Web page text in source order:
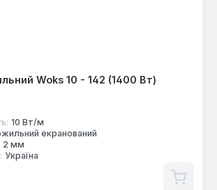
Woks 10 - 142 (1400 Вт)
10 Вт/м
екранований
2 мм
Україна